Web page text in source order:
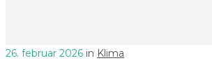
26. februar 2026 in Klima